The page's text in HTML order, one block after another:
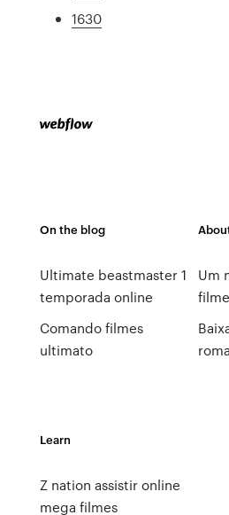
1630
On the blog
Ultimate beastmaster 1
temporada online
Comando filmes
ultimato
Um
Learn
Z nation assistir online
mega filmes